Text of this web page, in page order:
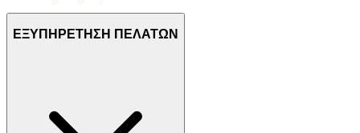
ΕΞΥΠΗΡΕΤΗΣΗ ΠΕΛΑΤΩΝ